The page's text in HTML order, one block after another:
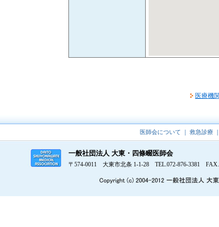
医療機
医師会について 救急診療
一般社団法人 大東・四條畷医師会
〒574-0011 大東市北条 1-1-28 TEL.072-876-3381